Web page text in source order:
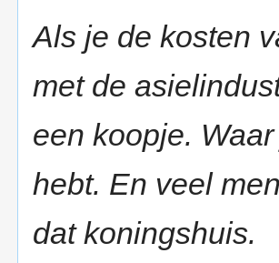
Als je de kosten
met de
een koopje.
hebt. En veel
dat koningshuis.